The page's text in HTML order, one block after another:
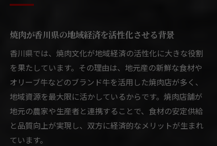
夫
香川県ならではの焼肉体験が生む活性化効
果
焼肉と地元食材コラボで新たな価値を創出
焼肉の食育活動が地域にもたらす影響とは
焼肉をきっかけに生まれる交流と経済効果
地元食材活用が焼肉業界を変える香川の今
焼肉が香川県の地域経済を活性化させる背景
香川県では、焼肉文化が地域経済の活性化に大きな役割
を果たしています。その理由は、地元産の新鮮な食材や
オリーブ牛などのブランド牛を活用した焼肉店が多く、
地域資源を最大限に活かしているからです。焼肉店舗が
地元の農家や生産者と連携することで、食材の安定供給
と品質向上が実現し、双方に経済的なメリットが生まれ
ています。